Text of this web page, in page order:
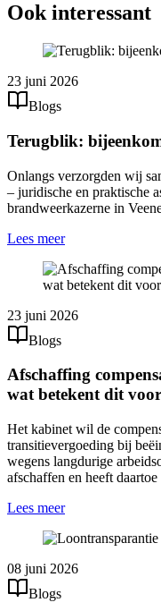
Ook interessant
23 juni 2026
Blogs
Terugblik:
Onlangs verzorgden wij
– juridische en praktische
brandweerkazerne in
Lees meer
23 juni 2026
Blogs
Afschaffing
wat betekent dit
Het kabinet wil de
transitievergoeding bij
wegens langdurige
afschaffen en heeft
Lees meer
08 juni 2026
Blogs